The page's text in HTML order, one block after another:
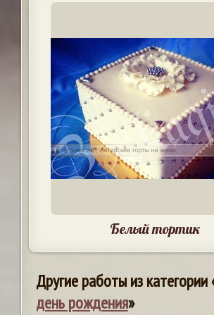
Белый тортик
Другие работы из категории
день рождения»